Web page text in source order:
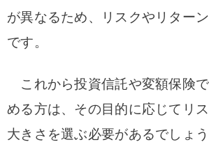
が異なるため、リスクやリター
です。
これから投資信託や変額保険
める方は、その目的に応じてリ
大きさを選ぶ必要があるでしょう